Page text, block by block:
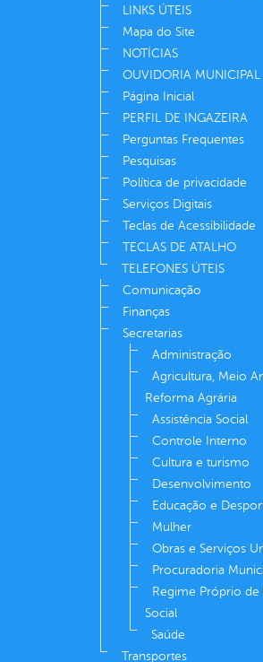
LINKS ÚTEIS
Mapa do Site
NOTÍCIAS
OUVIDORIA MUNICIPAL
Página Inicial
PERFIL DE INGAZEIRA
Perguntas Frequentes
Pesquisas
Política de privacidade
Serviços Digitais
Teclas de Acessibilidade
TECLAS DE ATALHO
TELEFONES ÚTEIS
Comunicação
Finanças
Secretarias
Administração
Agricultura, Meio
Reforma Agrária
Assistência Social
Controle Interno
Cultura e turismo
Desenvolvimento
Educação e
Mulher
Obras e Serviços
Procuradoria
Regime Próprio de
Social
Saúde
Transportes